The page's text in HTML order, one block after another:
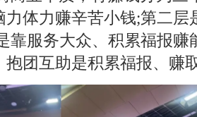
力体力赚辛苦小钱;第二层
靠服务大众、积累福报
抱团互助是积累福报、赚